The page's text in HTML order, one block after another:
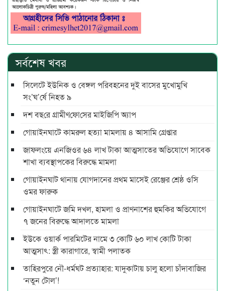
সর্বশেষ খবর
সিলেটে ইউনিক ও বেঙ্গল পরিবহনের দুই বাসের মুখোমুখি
সং’ঘ’র্ষে নিহত ৯
দশ বছ‌রে গ্রামীণ‌ফো‌সের মাইজিপি অ্যাপ
গোয়াইনঘাটে কামরুল হত্যা মামলায় ৪ আসামি গ্রেপ্তার
জাফলংয়ে এনজিওর ৬৪ লাখ টাকা আত্মসাতের অভিযোগে সাবেক
শাখা ব্যবস্থাপকের বিরুদ্ধে মামলা
গোয়াইনঘাট থানায় যোগদানের প্রথম মাসেই রেঞ্জের শ্রেষ্ঠ ওসি
ওমর ফারুক
গোয়াইনঘাটে জমি দখল, হামলা ও প্রাণনাশের হুমকির অভিযোগে
৭ জনের বিরুদ্ধে আদালতে মামলা
ইউকে ওয়ার্ক পারমিটের নামে ৩ কোটি ৬০ লাখ কোটি টাকা
আত্মসাৎ: স্ত্রী কারাগারে, স্বামী পলাতক
তাহিরপুরে নৌ-ধর্মঘট প্রত্যাহার: যাদুকাটায় চালু হলো চাঁদাবাজির
‘নতুন টোল’!